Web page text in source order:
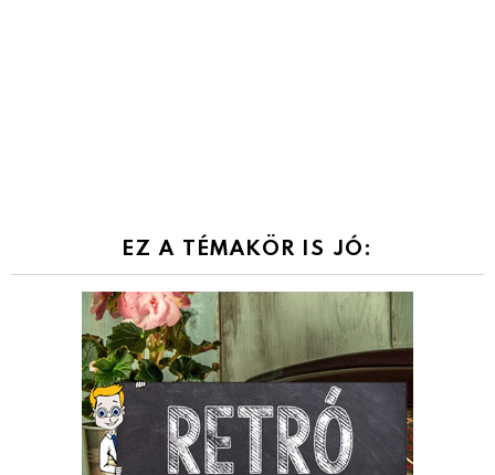
EZ A TÉMAKÖR IS JÓ: